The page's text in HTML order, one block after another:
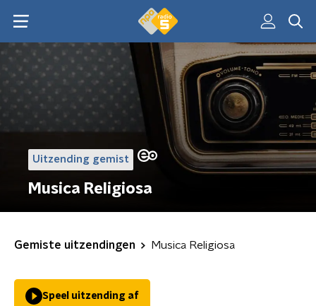
Uitzending gemist
Musica Religiosa
Gemiste uitzendingen Musica Religiosa
Speel uitzending af